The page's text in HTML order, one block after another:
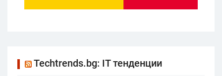
Techtrends.bg: IT тенденции